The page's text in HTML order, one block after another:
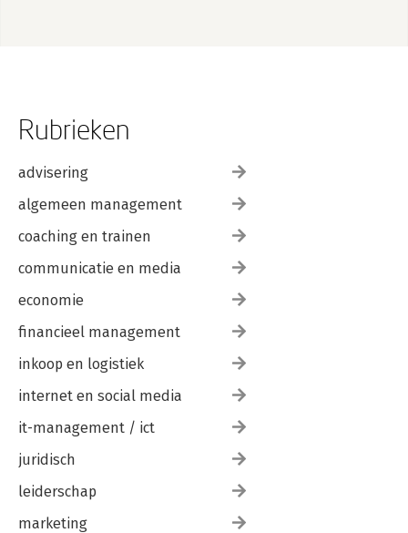
Rubrieken
advisering
algemeen management
coaching en trainen
communicatie en media
economie
financieel management
inkoop en logistiek
internet en social media
it-management / ict
juridisch
leiderschap
marketing